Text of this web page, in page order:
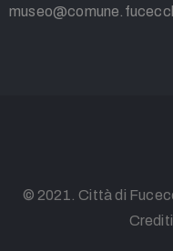
© 2021. Città di
Crediti